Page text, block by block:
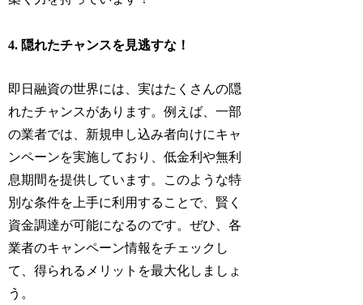
4. 隠れたチャンスを見逃すな！
即日融資の世界には、実はたくさんの隠
れたチャンスがあります。例えば、一部
の業者では、新規申し込み者向けにキャ
ンペーンを実施しており、低金利や無利
息期間を提供しています。このような特
別な条件を上手に利用することで、賢く
資金調達が可能になるのです。ぜひ、各
業者のキャンペーン情報をチェックし
て、得られるメリットを最大化しましょ
う。